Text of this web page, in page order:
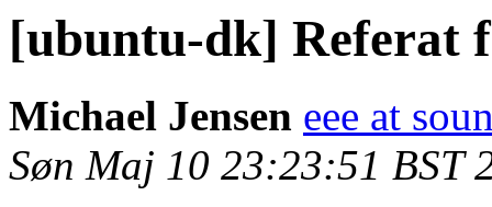
[ubuntu-dk] Referat
Michael Jensen eee at
Søn Maj 10 23:23:51 BST